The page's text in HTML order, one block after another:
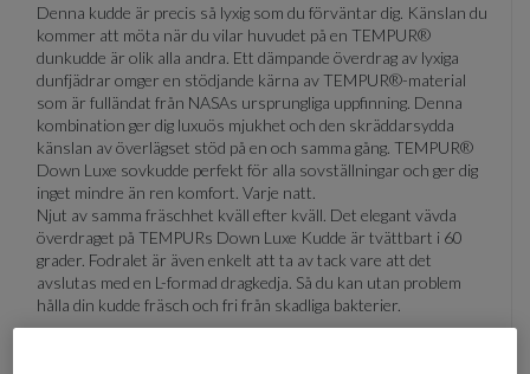
Denna kudde är precis så lyxig som du förväntar dig. Känslan du
kommer att möta när du vilar huvudet på en TEMPUR®
dunkudde är olik alla andra. Ett dämpande överdrag av lyxiga
dunfjädrar omger en stödjande kärna av TEMPUR®-material
som är fulländat från NASAs ursprungliga uppfinning. Denna
kombination ger dig luxuös mjukhet och den skräddarsydda
känslan av överlägset stöd på en och samma gång. TEMPUR®
Down Luxe sovkudde perfekt för alla sovställningar och ger dig
inget mindre än ren komfort. Varje natt.
Njut av samma fräschhet kväll efter kväll. Det elegant vävda
överdraget på TEMPURs Down Luxe Kudde är tvättbart i 60
grader. Fodralet är även enkelt att ta av tack vare att det
avslutas med en L-formad dragkedja. Så du kan utan problem
hålla din kudde fräsch och fri från skadliga bakterier.